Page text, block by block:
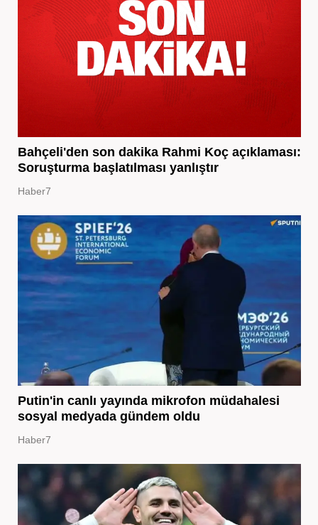
Bahçeli'den son dakika Rahmi Koç açıklaması:
Soruşturma başlatılması yanlıştır
Haber7
Putin'in canlı yayında mikrofon müdahalesi
sosyal medyada gündem oldu
Haber7